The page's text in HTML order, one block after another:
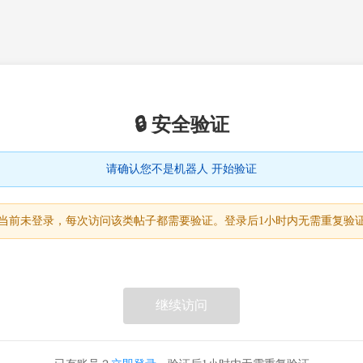
🔒 安全验证
请确认您不是机器人 开始验证
前未登录，每次访问该类帖子都需要验证。登录后1小时内无需重复验
继续访问